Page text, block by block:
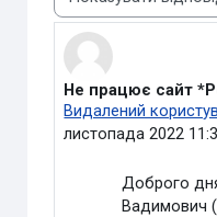
Не працює сайт
Видалений
листопада 2022
Кількість
Доброго
Вадимович